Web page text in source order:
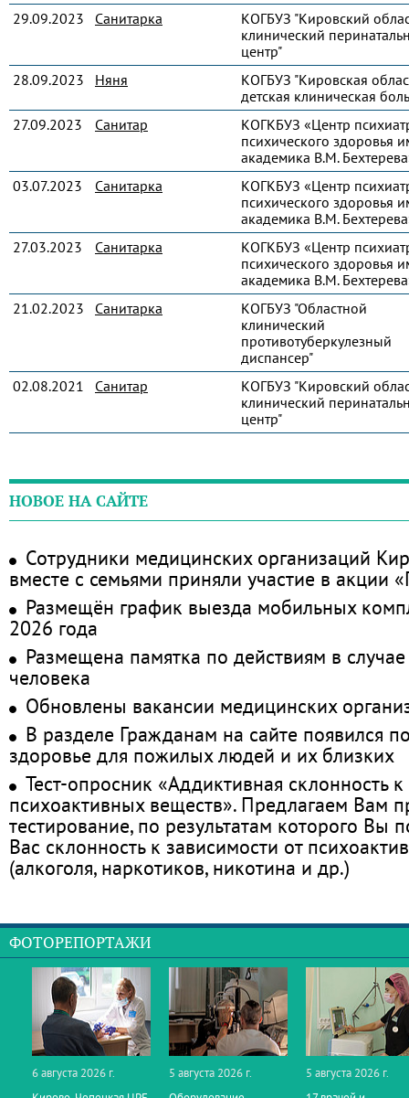
29.09.2023
Санитарка
КОГБУЗ "Кировский
клинический
центр"
28.09.2023
Няня
КОГБУЗ "Кировская
детская клиническая
27.09.2023
Санитар
КОГКБУЗ «Центр
психического здоровья
академика В.М.
03.07.2023
Санитарка
КОГКБУЗ «Центр
психического здоровья
академика В.М.
27.03.2023
Санитарка
КОГКБУЗ «Центр
психического здоровья
академика В.М.
21.02.2023
Санитарка
КОГБУЗ "Областной
клинический
противотуберкулезный
диспансер"
02.08.2021
Санитар
КОГБУЗ "Кировский
клинический
центр"
НОВОЕ НА САЙТЕ
Сотрудники медицинских организаций
вместе с семьями приняли участие в акции
Размещён график выезда мобильных
2026 года
Размещена памятка по действиям в
человека
Обновлены вакансии медицинских
В разделе Гражданам на сайте появился
здоровье для пожилых людей и их близких
Тест-опросник «Аддиктивная склонность
психоактивных веществ». Предлагаем Вам
тестирование, по результатам которого Вы
Вас склонность к зависимости от
(алкоголя, наркотиков, никотина и др.)
ФОТОРЕПОРТАЖИ
6 августа 2026 г.
5 августа 2026 г.
5 августа 2026 г.